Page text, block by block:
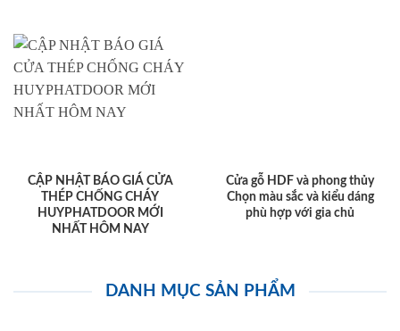
CẬP NHẬT BÁO GIÁ CỬA
THÉP CHỐNG CHÁY
HUYPHATDOOR MỚI
NHẤT HÔM NAY
Cửa gỗ HDF và phong thủy
Chọn màu sắc và kiểu dáng
phù hợp với gia chủ
DANH MỤC SẢN PHẨM